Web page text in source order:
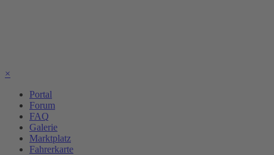
×
Portal
Forum
FAQ
Galerie
Marktplatz
Fahrerkarte